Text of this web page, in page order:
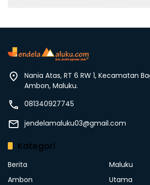
Nania Atas, RT 6 RW 1, Kecamatan
Ambon, Maluku.
081340927745
jendelamaluku03@gmail.com
Kategori
Berita
Maluku
Ambon
Utama